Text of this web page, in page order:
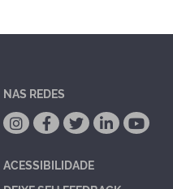
NAS REDES
ACESSIBILIDADE